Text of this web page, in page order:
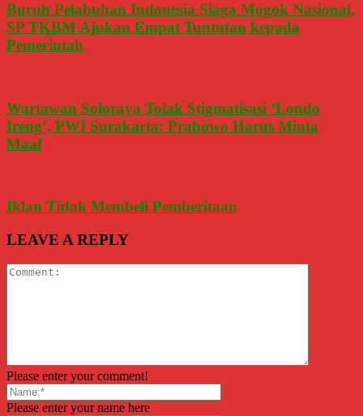
Buruh Pelabuhan Indonesia Siaga Mogok Nasional,
SP TKBM Ajukan Empat Tuntutan kepada
Pemerintah
Wartawan Soloraya Tolak Stigmatisasi ‘Londo
Ireng’, PWI Surakarta: Prabowo Harus Minta
Maaf
Iklan Tidak Membeli Pemberitaan
LEAVE A REPLY
Please enter your comment!
Please enter your name here